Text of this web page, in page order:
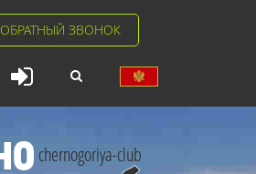
ОБРАТНЫЙ ЗВОНОК